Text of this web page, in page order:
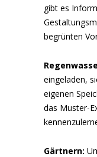
gibt es
begrünten
eingeladen,
eigenen
das Muster-
Gärtnern: